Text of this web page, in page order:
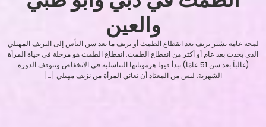
والعين
لمحة عامة يشير نزيف بعد انقطاع الطمث أو نزيف ما بعد سن اليأس إلى النزيف المهبلي
الذي يحدث بعد عام أو أكثر من انقطاع الطمث. انقطاع الطمث هو مرحلة في حياة المرأة
(غالباً بعد سن 51 عامًا) تبدأ فيها هرموناتها التناسلية في الانخفاض وتتوقف الدورة
الشهرية. ليس من المعتاد أن تعاني المرأة من نزيف مهبلي […]